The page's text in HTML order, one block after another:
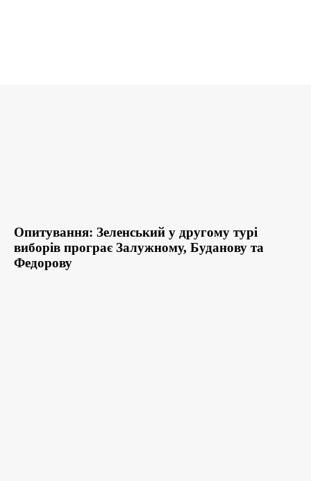
Опитування: Зеленський у другому турі
виборів програє Залужному, Буданову та
Федорову